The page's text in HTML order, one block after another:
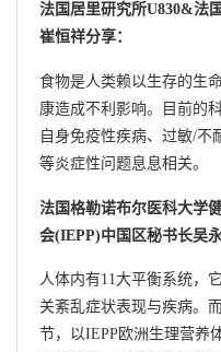
法国居里研究所U830&法
崔恒祥分享：
食物是人类赖以生存的生
康造成不利影响。目前的
自身免疫性疾病、过敏/不
等炎症性问题息息相关。
法国格勒诺布尔医科大学
会(IEPP)中国区秘书长吴永
人体内有11大平衡系统，
关紊乱症状表现与疾病。
节，以IEPP欧洲生理营养